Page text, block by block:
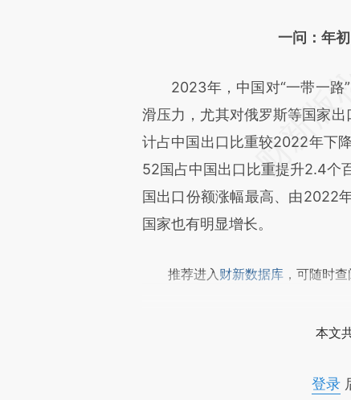
一问：年
2023年，中国对“一带一路”
滑压力，尤其对俄罗斯等国家
计占中国出口比重较2022年下
52国占中国出口比重提升2.4个
国出口份额涨幅最高、由2022
国家也有明显增长。
推荐进入 财新数据库 ，可随时
本文
登录